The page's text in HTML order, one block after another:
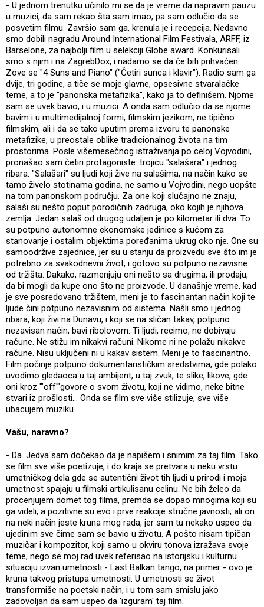
- U jednom trenutku učinilo mi se da je vreme da napravim pauzu
u muzici, da sam rekao šta sam imao, pa sam odlučio da se
posvetim filmu. Završio sam ga, krenula je i recepcija. Nedavno
smo dobili nagradu Around International Film Festivala, ARFF, iz
Barselone, za najbolji film u selekciji Globe award. Konkurisali
smo s njim i na ZagrebDox, i nadamo se da će biti prihvaćen.
Zove se "4 Suns and Piano" ("Četiri sunca i klavir"). Radio sam ga
dvije, tri godine, a tiče se moje glavne, opsesivne stvaralačke
teme, a to je "panonska metafizika", kako ja to definišem. Njome
sam se uvek bavio, i u muzici. A onda sam odlučio da se njome
bavim i u multimedijalnoj formi, filmskim jezikom, ne tipično
filmskim, ali i da se tako uputim prema izvoru te panonske
metafizike, u preostale oblike tradicionalnog života na tim
prostorima. Posle višemesečnog istraživanja po celoj Vojvodini,
pronašao sam četiri protagoniste: trojicu "salašara" i jednog
ribara. "Salašari" su ljudi koji žive na salašima, na način kako se
tamo živelo stotinama godina, ne samo u Vojvodini, nego uopšte
na tom panonskom području. Za one koji slučajno ne znaju,
salaši su nešto poput porodičnih zadruga, oko kojih je njihova
zemlja. Jedan salaš od drugog udaljen je po kilometar ili dva. To
su potpuno autonomne ekonomske jedinice s kućom za
stanovanje i ostalim objektima poređanima ukrug oko nje. One su
samoodržive zajednice, jer su u stanju da proizvedu sve što im je
potrebno za svakodnevni život, i gotovo su potpuno nezavisne
od tržišta. Dakako, razmenjuju oni nešto sa drugima, ili prodaju,
da bi mogli da kupe ono što ne proizvode. U današnje vreme, kad
je sve posredovano tržištem, meni je to fascinantan način koji te
ljude čini potpuno nezavisnim od sistema. Našli smo i jednog
ribara, koji živi na Dunavu, i koji se na sličan takav, potpuno
nezavisan način, bavi ribolovom. Ti ljudi, recimo, ne dobivaju
račune. Ne stižu im nikakvi računi. Nikome ni ne polažu nikakve
račune. Nisu uključeni ni u kakav sistem. Meni je to fascinantno.
Film počinje potpuno dokumentarističkim sredstvima, gde polako
uvodimo gledaoca u taj ambijent, u taj zvuk, te slike, likove, gde
oni kroz '"off'"govore o svom životu, koji ne vidimo, neke bitne
stvari iz prošlosti... Onda se film sve više stilizuje, sve više
ubacujem muziku...
Vašu, naravno?
- Da. Jedva sam dočekao da je napišem i snimim za taj film. Tako
se film sve više poetizuje, i do kraja se pretvara u neku vrstu
umetničkog dela gde se autentični život tih ljudi u prirodi i moja
umetnost spajaju u filmski artikulisanu celinu. Ne bih želeo da
procenjujem domet tog filma, premda se dopao mnogima koji su
ga videli, a pozitivne su evo i prve reakcije stručne javnosti, ali on
na neki način jeste kruna mog rada, jer sam tu nekako uspeo da
ujedinim sve čime sam se bavio u životu. A pošto nisam tipičan
muzičar i kompozitor, koji samo u okviru tonova izražava svoje
teme, nego se moj rad uvek referisao na istorijsku i kulturnu
situaciju izvan umetnosti - Last Balkan tango, na primer - ovo je
kruna takvog pristupa umetnosti. U umetnosti se život
transformiše na poetski način, i u tom sam smislu jako
zadovoljan da sam uspeo da 'izguram' taj film.